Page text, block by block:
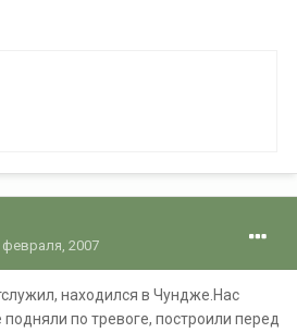
февраля, 2007
находился в Чундже.Нас
по тревоге, построили перед